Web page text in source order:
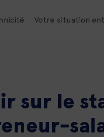
Votre situation
sur le